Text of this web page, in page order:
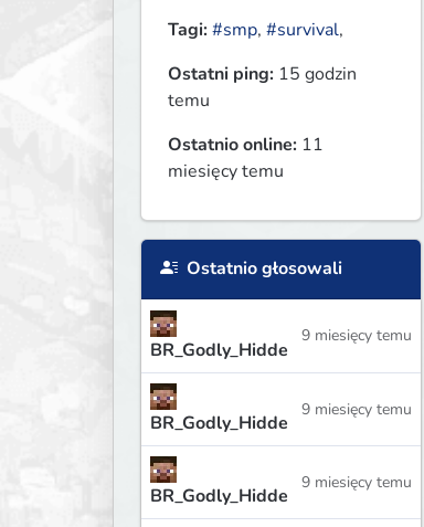
Tagi:#smp, #survival,
Ostatni ping: 15 godzin
temu
Ostatnio online: 11
miesięcy temu
Ostatnio głosowali
BR_Godly_Hidde
9 miesięcy temu
BR_Godly_Hidde
9 miesięcy temu
BR_Godly_Hidde
9 miesięcy temu